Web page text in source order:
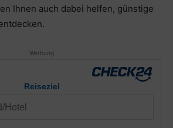
Ihnen auch dabei helfen, günstige
Werbung
Reiseziel